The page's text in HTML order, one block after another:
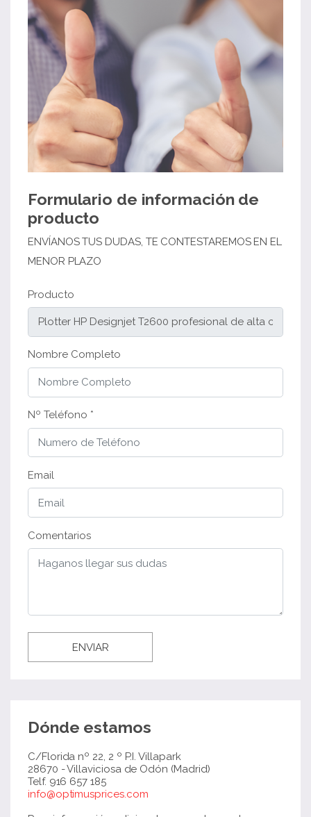
Formulario de información de
producto
ENVÍANOS TUS DUDAS, TE CONTESTAREMOS EN EL
MENOR PLAZO
Producto
Nombre Completo
Nº Teléfono *
Email
Comentarios
ENVIAR
Dónde estamos
C/Florida nº 22, 2 º P.I. Villapark
28670 - Villaviciosa de Odón (Madrid)
Telf. 916 657 185
info@optimusprices.com